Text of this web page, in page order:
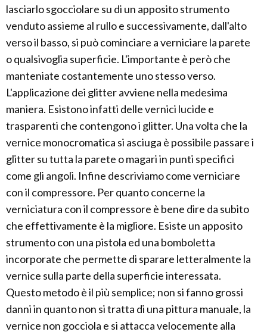
lasciarlo sgocciolare su di un apposito strumento
venduto assieme al rullo e successivamente, dall'alto
verso il basso, si può cominciare a verniciare la parete
o qualsivoglia superficie. L'importante è però che
manteniate costantemente uno stesso verso.
L'applicazione dei glitter avviene nella medesima
maniera. Esistono infatti delle vernici lucide e
trasparenti che contengono i glitter. Una volta che la
vernice monocromatica si asciuga è possibile passare i
glitter su tutta la parete o magari in punti specifici
come gli angoli. Infine descriviamo come verniciare
con il compressore. Per quanto concerne la
verniciatura con il compressore è bene dire da subito
che effettivamente è la migliore. Esiste un apposito
strumento con una pistola ed una bomboletta
incorporate che permette di sparare letteralmente la
vernice sulla parte della superficie interessata.
Questo metodo è il più semplice; non si fanno grossi
danni in quanto non si tratta di una pittura manuale, la
vernice non gocciola e si attacca velocemente alla